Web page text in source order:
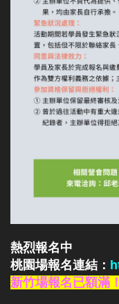
熱烈報名中
桃園場報名連結：
新竹場報名已額滿！